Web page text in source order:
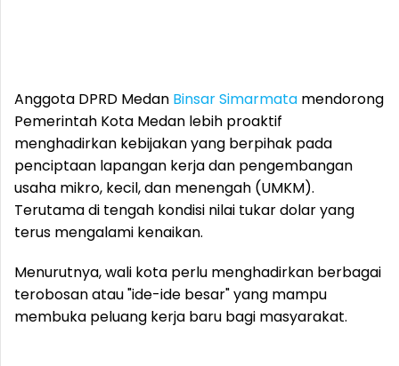
Anggota DPRD Medan Binsar Simarmata mendorong
Pemerintah Kota Medan lebih proaktif
menghadirkan kebijakan yang berpihak pada
penciptaan lapangan kerja dan pengembangan
usaha mikro, kecil, dan menengah (UMKM).
Terutama di tengah kondisi nilai tukar dolar yang
terus mengalami kenaikan.
Menurutnya, wali kota perlu menghadirkan berbagai
terobosan atau "ide-ide besar" yang mampu
membuka peluang kerja baru bagi masyarakat.